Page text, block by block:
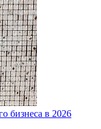
бизнеса в 2026